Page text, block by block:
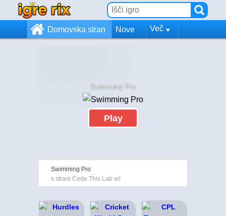
Domovska stran Nove Več
Swimming Pro
Play
Swimming Pro
s strani Code This Lab srl